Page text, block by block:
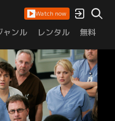
Watch now
ャンル レンタル 無料